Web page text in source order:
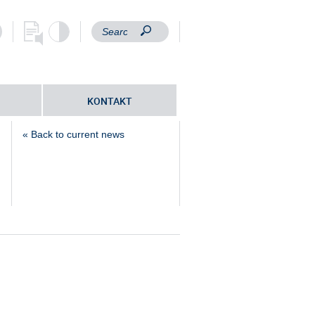
KONTAKT
« Back to current news